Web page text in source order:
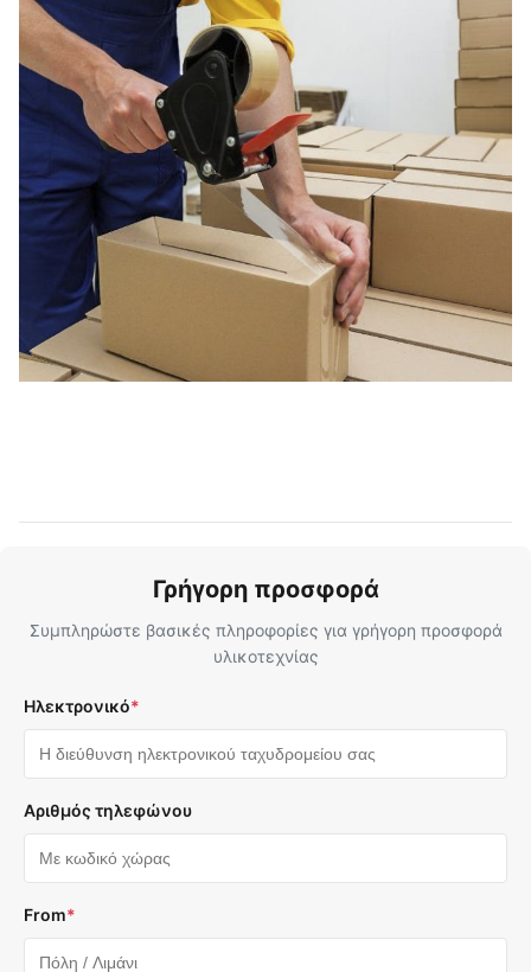
Γρήγορη προσφορά
Συμπληρώστε βασικές πληροφορίες για γρήγορη προσφορά
υλικοτεχνίας
Ηλεκτρονικό*
Αριθμός τηλεφώνου
From*